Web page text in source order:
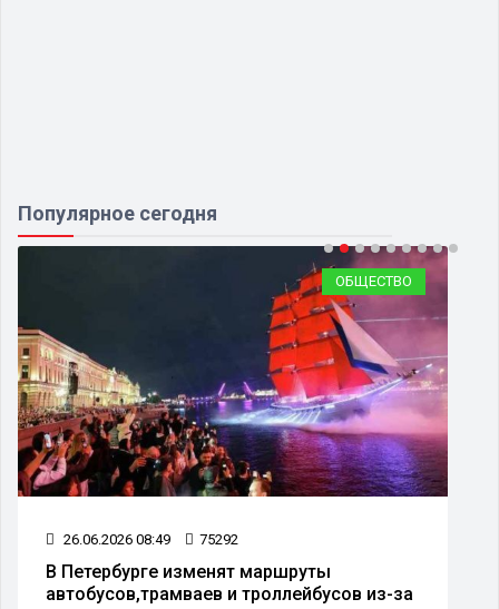
Популярное сегодня
ОБЩЕСТВО
26.06.2026 08:49 75292
В Петербурге изменят маршруты
автобусов,трамваев и троллейбусов из-за